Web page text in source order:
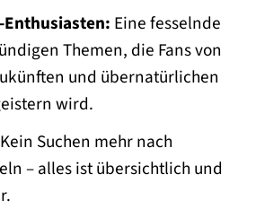
Eine fesselnde
Themen, die Fans von
und übernatürlichen
wird.
Kein Suchen mehr nach
– alles ist übersichtlich und